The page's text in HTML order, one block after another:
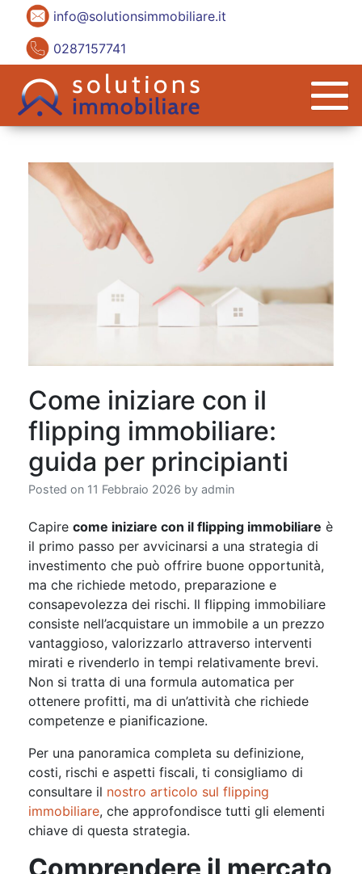
info@solutionsimmobiliare.it
0287157741
Come iniziare con il
flipping immobiliare:
guida per principianti
Posted on 11 Febbraio 2026 by admin
Capire come iniziare con il flipping immobiliare è
il primo passo per avvicinarsi a una strategia di
investimento che può offrire buone opportunità,
ma che richiede metodo, preparazione e
consapevolezza dei rischi. Il flipping immobiliare
consiste nell’acquistare un immobile a un prezzo
vantaggioso, valorizzarlo attraverso interventi
mirati e rivenderlo in tempi relativamente brevi.
Non si tratta di una formula automatica per
ottenere profitti, ma di un’attività che richiede
competenze e pianificazione.
Per una panoramica completa su definizione,
costi, rischi e aspetti fiscali, ti consigliamo di
consultare il nostro articolo sul flipping
immobiliare, che approfondisce tutti gli elementi
chiave di questa strategia.